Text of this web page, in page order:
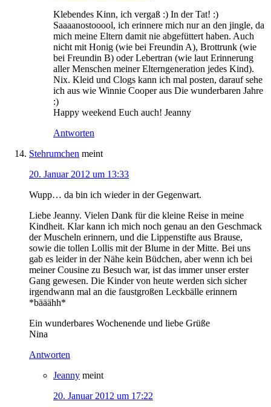
Klebendes Kinn, ich vergaß :) In der Tat! :)
Saaaanostooool, ich erinnere mich nur an den jingle, da
mich meine Eltern damit nie abgefüttert haben. Auch
nicht mit Honig (wie bei Freundin A), Brottrunk (wie
bei Freundin B) oder Lebertran (wie laut Erinnerung
aller Menschen meiner Elterngeneration jedes Kind).
Nix. Kleid und Clogs kann ich mal posten, darauf sehe
ich aus wie Winnie Cooper aus Die wunderbaren Jahre
:)
Happy weekend Euch auch! Jeanny
Antworten
Stehrumchen meint
20. Januar 2012 um 13:33
Wupp… da bin ich wieder in der Gegenwart.
Liebe Jeanny. Vielen Dank für die kleine Reise in meine
Kindheit. Klar kann ich mich noch genau an den Geschmack
der Muscheln erinnern, und die Lippenstifte aus Brause,
sowie die tollen Lollis mit der Blume in der Mitte. Bei uns
gab es leider in der Nähe kein Büdchen, aber wenn ich bei
meiner Cousine zu Besuch war, ist das immer unser erster
Gang gewesen. Die Kinder von heute werden sich sicher
irgendwann mal an die faustgroßen Leckbälle erinnern
*bääähh*
Ein wunderbares Wochenende und liebe Grüße
Nina
Antworten
Jeanny meint
20. Januar 2012 um 17:22